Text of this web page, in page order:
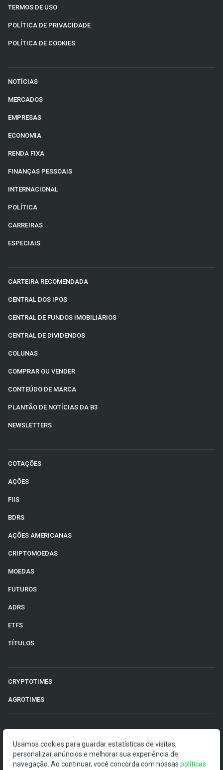
TERMOS DE USO
POLÍTICA DE PRIVACIDADE
POLÍTICA DE COOKIES
NOTÍCIAS
MERCADOS
EMPRESAS
ECONOMIA
RENDA FIXA
FINANÇAS PESSOAIS
INTERNACIONAL
POLÍTICA
CARREIRAS
ESPECIAIS
CARTEIRA RECOMENDADA
CENTRAL DOS IPOS
CENTRAL DE FUNDOS IMOBILIÁRIOS
CENTRAL DE DIVIDENDOS
COLUNAS
COMPRAR OU VENDER
CONTEÚDO DE MARCA
PLANTÃO DE NOTÍCIAS DA B3
NEWSLETTERS
COTAÇÕES
AÇÕES
FIIS
BDRS
AÇÕES AMERICANAS
CRIPTOMOEDAS
MOEDAS
FUTUROS
ADRS
ETFS
TÍTULOS
CRYPTOTIMES
AGROTIMES
O Money Times publica matérias de cunho jornalístico, que
visam a democratização da informação. Nossas
Usamos cookies para guardar estatísticas de visitas,
personalizar anúncios e melhorar sua experiência de
navegação. Ao continuar, você concorda com nossas políticas